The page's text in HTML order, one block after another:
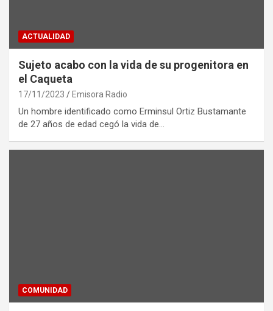
ACTUALIDAD
Sujeto acabo con la vida de su progenitora en
el Caqueta
17/11/2023 Emisora Radio
Un hombre identificado como Erminsul Ortiz Bustamante
de 27 años de edad cegó la vida de…
COMUNIDAD